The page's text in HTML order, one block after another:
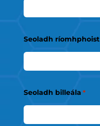
Seoladh ríomhphoist
Seoladh billeála *